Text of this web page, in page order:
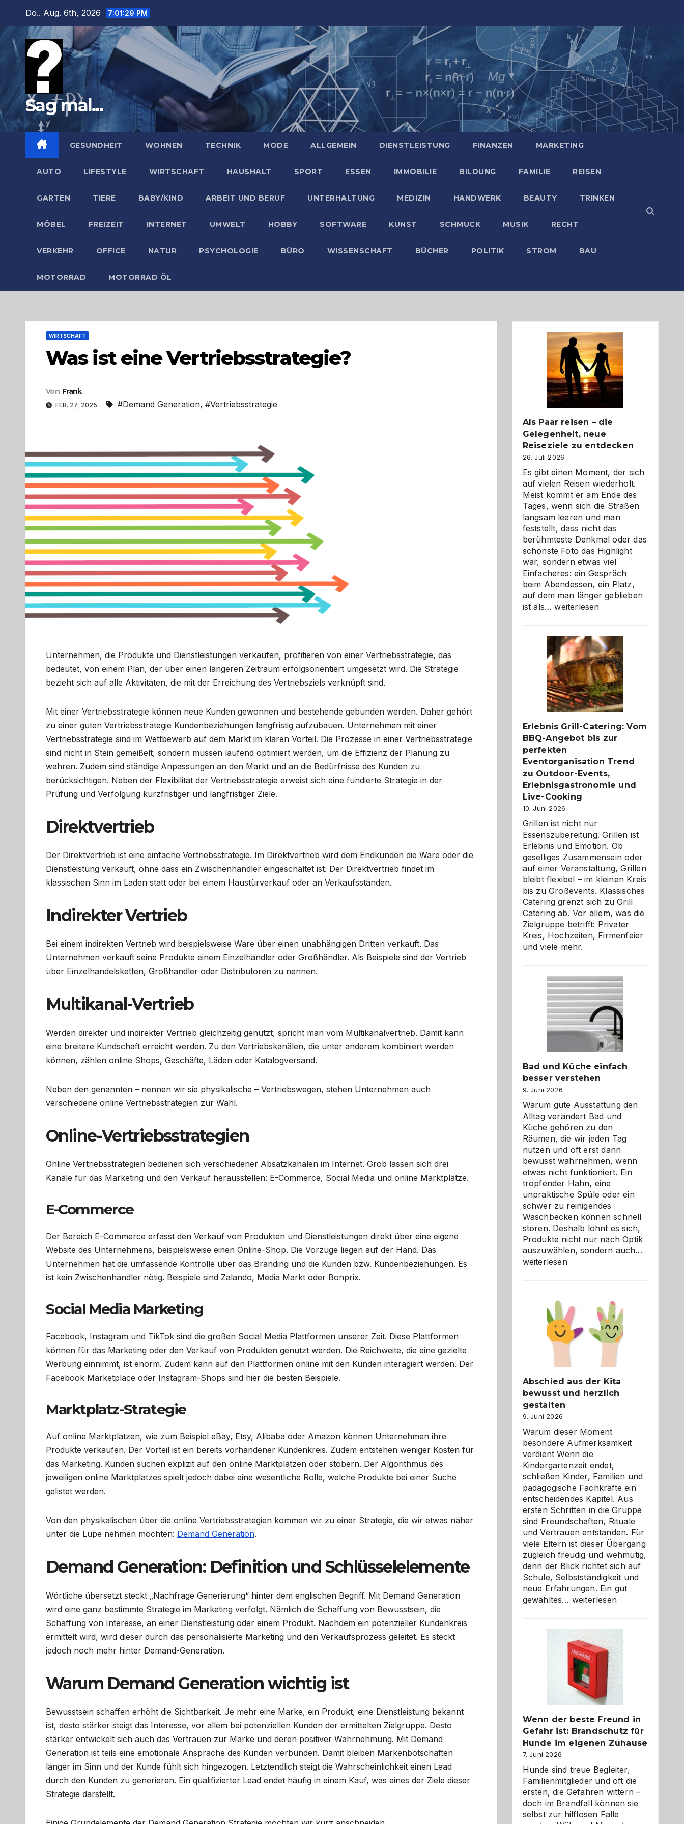
springen
Do.. Aug. 6th, 2026 7:01:30 PM
Sag mal...
GESUNDHEIT WOHNEN TECHNIK MODE ALLGEMEIN DIENSTLEISTUNG FINANZEN MARKETING
AUTO LIFESTYLE WIRTSCHAFT HAUSHALT SPORT ESSEN IMMOBILIE BILDUNG FAMILIE REISEN
GARTEN TIERE BABY/KIND ARBEIT UND BERUF UNTERHALTUNG MEDIZIN HANDWERK BEAUTY TRINKEN
MÖBEL FREIZEIT INTERNET UMWELT HOBBY SOFTWARE KUNST SCHMUCK MUSIK RECHT
VERKEHR OFFICE NATUR PSYCHOLOGIE BÜRO WISSENSCHAFT BÜCHER POLITIK STROM BAU
MOTORRAD MOTORRAD ÖL
WIRTSCHAFT
Was ist eine Vertriebsstrategie?
Von Frank
FEB. 27, 2025 #Demand Generation, #Vertriebsstrategie
Unternehmen, die Produkte und Dienstleistungen verkaufen, profitieren von einer Vertriebsstrategie, das
bedeutet, von einem Plan, der über einen längeren Zeitraum erfolgsorientiert umgesetzt wird. Die Strategie
bezieht sich auf alle Aktivitäten, die mit der Erreichung des Vertriebsziels verknüpft sind.
Mit einer Vertriebsstrategie können neue Kunden gewonnen und bestehende gebunden werden. Daher gehört
zu einer guten Vertriebsstrategie Kundenbeziehungen langfristig aufzubauen. Unternehmen mit einer
Vertriebsstrategie sind im Wettbewerb auf dem Markt im klaren Vorteil. Die Prozesse in einer Vertriebsstrategie
sind nicht in Stein gemeißelt, sondern müssen laufend optimiert werden, um die Effizienz der Planung zu
wahren. Zudem sind ständige Anpassungen an den Markt und an die Bedürfnisse des Kunden zu
berücksichtigen. Neben der Flexibilität der Vertriebsstrategie erweist sich eine fundierte Strategie in der
Prüfung und Verfolgung kurzfristiger und langfristiger Ziele.
Direktvertrieb
Der Direktvertrieb ist eine einfache Vertriebsstrategie. Im Direktvertrieb wird dem Endkunden die Ware oder die
Dienstleistung verkauft, ohne dass ein Zwischenhändler eingeschaltet ist. Der Direktvertrieb findet im
klassischen Sinn im Laden statt oder bei einem Haustürverkauf oder an Verkaufsständen.
Indirekter Vertrieb
Bei einem indirekten Vertrieb wird beispielsweise Ware über einen unabhängigen Dritten verkauft. Das
Unternehmen verkauft seine Produkte einem Einzelhändler oder Großhändler. Als Beispiele sind der Vertrieb
über Einzelhandelsketten, Großhändler oder Distributoren zu nennen.
Multikanal-Vertrieb
Werden direkter und indirekter Vertrieb gleichzeitig genutzt, spricht man vom Multikanalvertrieb. Damit kann
eine breitere Kundschaft erreicht werden. Zu den Vertriebskanälen, die unter anderem kombiniert werden
können, zählen online Shops, Geschäfte, Läden oder Katalogversand.
Neben den genannten – nennen wir sie physikalische – Vertriebswegen, stehen Unternehmen auch
verschiedene online Vertriebsstrategien zur Wahl.
Online-Vertriebsstrategien
Online Vertriebsstrategien bedienen sich verschiedener Absatzkanälen im Internet. Grob lassen sich drei
Kanäle für das Marketing und den Verkauf herausstellen: E-Commerce, Social Media und online Marktplätze.
E-Commerce
Der Bereich E-Commerce erfasst den Verkauf von Produkten und Dienstleistungen direkt über eine eigene
Website des Unternehmens, beispielsweise einen Online-Shop. Die Vorzüge liegen auf der Hand. Das
Unternehmen hat die umfassende Kontrolle über das Branding und die Kunden bzw. Kundenbeziehungen. Es
ist kein Zwischenhändler nötig. Beispiele sind Zalando, Media Markt oder Bonprix.
Social Media Marketing
Facebook, Instagram und TikTok sind die großen Social Media Plattformen unserer Zeit. Diese Plattformen
können für das Marketing oder den Verkauf von Produkten genutzt werden. Die Reichweite, die eine gezielte
Werbung einnimmt, ist enorm. Zudem kann auf den Plattformen online mit den Kunden interagiert werden. Der
Facebook Marketplace oder Instagram-Shops sind hier die besten Beispiele.
Marktplatz-Strategie
Auf online Marktplätzen, wie zum Beispiel eBay, Etsy, Alibaba oder Amazon können Unternehmen ihre
Produkte verkaufen. Der Vorteil ist ein bereits vorhandener Kundenkreis. Zudem entstehen weniger Kosten für
das Marketing. Kunden suchen explizit auf den online Marktplätzen oder stöbern. Der Algorithmus des
jeweiligen online Marktplatzes spielt jedoch dabei eine wesentliche Rolle, welche Produkte bei einer Suche
gelistet werden.
Von den physikalischen über die online Vertriebsstrategien kommen wir zu einer Strategie, die wir etwas näher
unter die Lupe nehmen möchten: Demand Generation.
Demand Generation: Definition und Schlüsselelemente
Wörtliche übersetzt steckt „Nachfrage Generierung“ hinter dem englischen Begriff. Mit Demand Generation
wird eine ganz bestimmte Strategie im Marketing verfolgt. Nämlich die Schaffung von Bewusstsein, die
Schaffung von Interesse, an einer Dienstleistung oder einem Produkt. Nachdem ein potenzieller Kundenkreis
ermittelt wird, wird dieser durch das personalisierte Marketing und den Verkaufsprozess geleitet. Es steckt
jedoch noch mehr hinter Demand-Generation.
Warum Demand Generation wichtig ist
Bewusstsein schaffen erhöht die Sichtbarkeit. Je mehr eine Marke, ein Produkt, eine Dienstleistung bekannt
ist, desto stärker steigt das Interesse, vor allem bei potenziellen Kunden der ermittelten Zielgruppe. Desto
stärker entwickelt sich auch das Vertrauen zur Marke und deren positiver Wahrnehmung. Mit Demand
Generation ist teils eine emotionale Ansprache des Kunden verbunden. Damit bleiben Markenbotschaften
länger im Sinn und der Kunde fühlt sich hingezogen. Letztendlich steigt die Wahrscheinlichkeit einen Lead
durch den Kunden zu generieren. Ein qualifizierter Lead endet häufig in einem Kauf, was eines der Ziele dieser
Strategie darstellt.
Als Paar reisen – die
Gelegenheit, neue
Reiseziele zu entdecken
26. Juli 2026
Es gibt einen Moment, der sich
auf vielen Reisen wiederholt.
Meist kommt er am Ende des
Tages, wenn sich die Straßen
langsam leeren und man
feststellt, dass nicht das
berühmteste Denkmal oder das
schönste Foto das Highlight
war, sondern etwas viel
Einfacheres: ein Gespräch
beim Abendessen, ein Platz,
auf dem man länger geblieben
ist als…Als
die
Gelegenheit,
neue
Reiseziele
zu
entdecken
weiterlesen
Erlebnis Grill-Catering: Vom
BBQ-Angebot bis zur
perfekten
Eventorganisation Trend
zu Outdoor-Events,
Erlebnisgastronomie und
Live-Cooking
10. Juni 2026
Grillen ist nicht nur
Essenszubereitung. Grillen ist
Erlebnis und Emotion. Ob
geselliges Zusammensein oder
auf einer Veranstaltung, Grillen
bleibt flexibel – im kleinen Kreis
bis zu Großevents. Klassisches
Catering grenzt sich zu Grill
Catering ab. Vor allem, was die
Zielgruppe betrifft: Privater
Kreis, Hochzeiten, Firmenfeier
und viele mehr.
Bad und Küche einfach
besser verstehen
9. Juni 2026
Warum gute Ausstattung den
Alltag verändert Bad und
Küche gehören zu den
Räumen, die wir jeden Tag
nutzen und oft erst dann
bewusst wahrnehmen, wenn
etwas nicht funktioniert. Ein
tropfender Hahn, eine
unpraktische Spüle oder ein
schwer zu reinigendes
Waschbecken können schnell
stören. Deshalb lohnt es sich,
Produkte nicht nur nach Optik
auszuwählen, sondern auch…
weiterlesen
Abschied aus der Kita
bewusst und herzlich
gestalten
9. Juni 2026
Warum dieser Moment
besondere Aufmerksamkeit
verdient Wenn die
Kindergartenzeit endet,
schließen Kinder, Familien und
pädagogische Fachkräfte ein
entscheidendes Kapitel. Aus
ersten Schritten in die Gruppe
sind Freundschaften, Rituale
und Vertrauen entstanden. Für
viele Eltern ist dieser Übergang
zugleich freudig und wehmütig,
denn der Blick richtet sich auf
Schule, Selbstständigkeit und
neue Erfahrungen. Ein gut
gewähltes… Abschied
Kita
bewusst
und
herzlich
gestalten
weiterlesen
Wenn der beste Freund in
Gefahr ist: Brandschutz für
Hunde im eigenen Zuhause
7. Juni 2026
Hunde sind treue Begleiter,
Familienmitglieder und oft die
ersten, die Gefahren wittern –
doch im Brandfall können sie
selbst zur hilflosen Falle